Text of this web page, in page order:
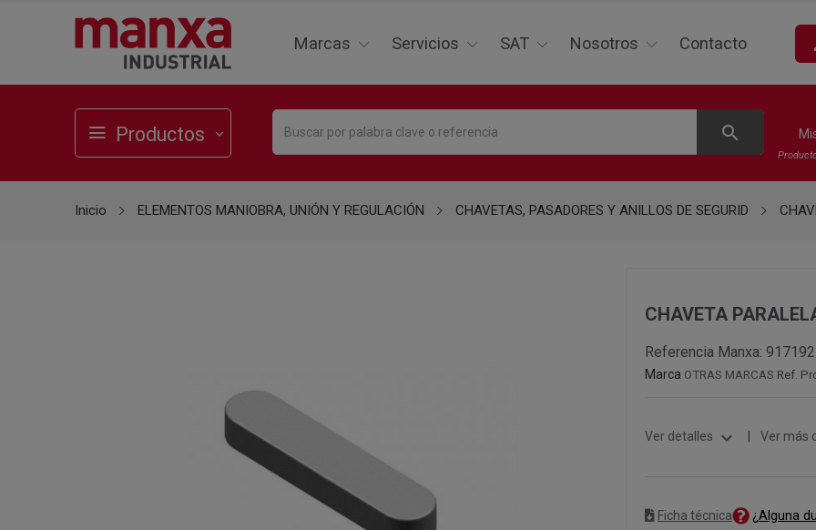
Marcas Servicios SAT Nosotros Contacto
Productos search
Inicio ELEMENTOS MANIOBRA, UNIÓN Y REGULACIÓN CHAVETAS, PASADORES Y ANILLOS DE SEGURID
CHAVETA
Referencia Manxa: 917192
Marca OTRAS MARCAS Ref.
Ver detalles expand_more Ver más
Ficha técnica ¿Alguna